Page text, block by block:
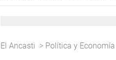
El Ancasti > Política y Economía